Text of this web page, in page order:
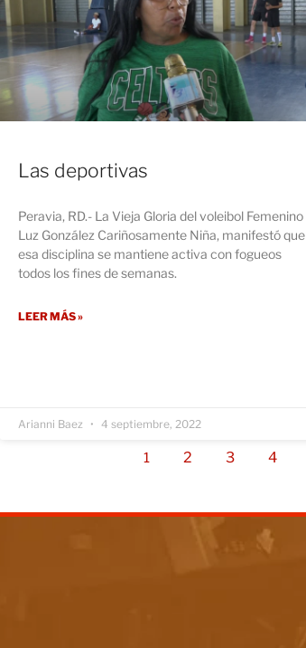
Las deportivas
Peravia, RD.- La Vieja Gloria del voleibol Femenino
Luz González Cariñosamente Niña, manifestó que
esa disciplina se mantiene activa con fogueos
todos los fines de semanas.
LEER MÁS »
Arianni Baez 4 septiembre, 2022
1 2 3 4